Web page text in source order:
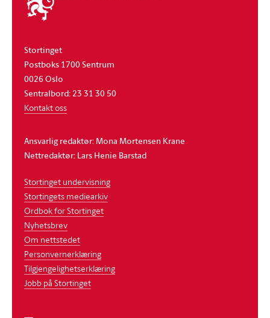
stortinget
Stortinget
Postboks 1700 Sentrum
0026 Oslo
Sentralbord: 23 31 30 50
Kontakt oss
Ansvarlig redaktør: Mona Mortensen Krane
Nettredaktør: Lars Henie Barstad
Stortinget undervisning
Stortingets mediearkiv
Ordbok for Stortinget
Nyhetsbrev
Om nettstedet
Personvernerklæring
Tilgjengelighetserklæring
Jobb på Stortinget